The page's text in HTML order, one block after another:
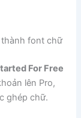
thành font chữ
For Free
lên Pro,
ghép chữ.